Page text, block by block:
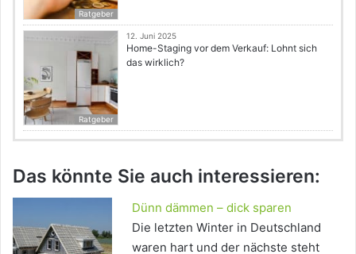
Ratgeber
Ratgeber
12. Juni 2025
Home-Staging vor dem Verkauf: Lohnt sich
das wirklich?
Das könnte Sie auch interessieren:
Dünn dämmen – dick sparen
Die letzten Winter in Deutschland
waren hart und der nächste steht